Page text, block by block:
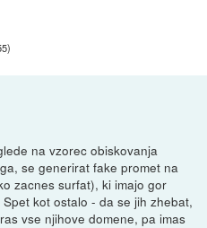
)
na vzorec obiskovanja
se generirat fake promet na
zacnes surfat), ki imajo gor
kot ostalo - da se jih zhebat,
vse njihove domene, pa imas